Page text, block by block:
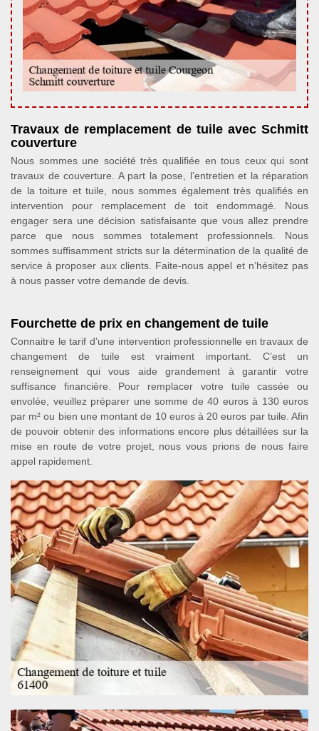
Travaux de remplacement de tuile avec Schmitt
couverture
Nous sommes une société très qualifiée en tous ceux qui sont
travaux de couverture. A part la pose, l’entretien et la réparation
de la toiture et tuile, nous sommes également très qualifiés en
intervention pour remplacement de toit endommagé. Nous
engager sera une décision satisfaisante que vous allez prendre
parce que nous sommes totalement professionnels. Nous
sommes suffisamment stricts sur la détermination de la qualité de
service à proposer aux clients. Faite-nous appel et n’hésitez pas
à nous passer votre demande de devis.
Fourchette de prix en changement de tuile
Connaitre le tarif d’une intervention professionnelle en travaux de
changement de tuile est vraiment important. C’est un
renseignement qui vous aide grandement à garantir votre
suffisance financière. Pour remplacer votre tuile cassée ou
envolée, veuillez préparer une somme de 40 euros à 130 euros
par m² ou bien une montant de 10 euros à 20 euros par tuile. Afin
de pouvoir obtenir des informations encore plus détaillées sur la
mise en route de votre projet, nous vous prions de nous faire
appel rapidement.